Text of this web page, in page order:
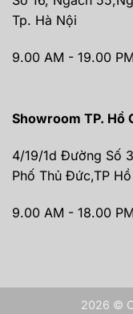
Tp. Hà Nội
9.00 AM - 19.00 PM
Showroom TP. Hồ
4/19/1d Đường Số
Phố Thủ Đức,TP
9.00 AM - 18.00 PM
2026 ©